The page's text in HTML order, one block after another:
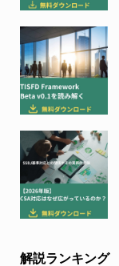
解説ランキング